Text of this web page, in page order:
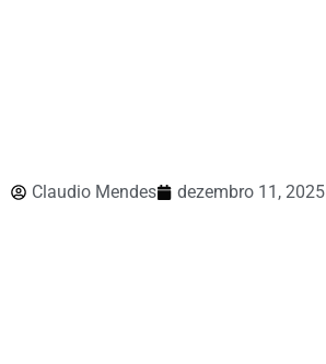
Claudio Mendes dezembro 11, 2025